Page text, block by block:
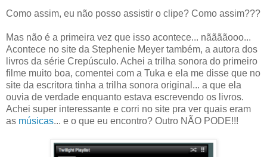
Como assim, eu não posso assistir o clipe? Como assim???
Mas não é a primeira vez que isso acontece... nããããooo...
Acontece no site da Stephenie Meyer também, a autora dos
livros da série Crepúsculo. Achei a trilha sonora do primeiro
filme muito boa, comentei com a Tuka e ela me disse que no
site da escritora tinha a trilha sonora original... a que ela
ouvia de verdade enquanto estava escrevendo os livros.
Achei super interessante e corri no site pra ver quais eram
as músicas... e o que eu encontro? Outro NÃO PODE!!!